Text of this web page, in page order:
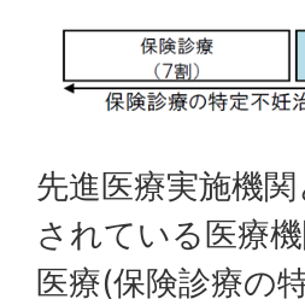
先進医療実施機
されている医療
医療(保険診療の